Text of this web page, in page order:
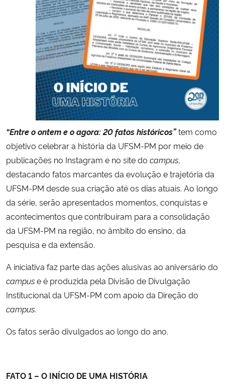
Secretaria-Geral
Secretaria de Governo
Gabinete de Segurança Institucional
Advocacia-Geral da União
Banco Central do Brasil
Planalto
“Entre o ontem e o agora: 20 fatos históricos”tem como
objetivo celebrar a história da UFSM-PM por meio de
publicações no Instagram e no site do campus,
destacando fatos marcantes da evolução e trajetória da
UFSM-PM desde sua criação até os dias atuais. Ao longo
da série, serão apresentados momentos, conquistas e
acontecimentos que contribuíram para a consolidação
da UFSM-PM na região, no âmbito do ensino, da
pesquisa e da extensão.
A iniciativa faz parte das ações alusivas ao aniversário do
campuse é produzida pela Divisão de Divulgação
Institucional da UFSM-PM com apoio da Direção do
campus.
Os fatos serão divulgados ao longo do ano.
FATO 1 – O INÍCIO DE UMA HISTÓRIA